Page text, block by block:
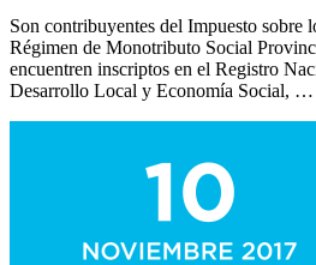
Son contribuyentes del Impuesto sobre
Régimen de Monotributo Social
encuentren inscriptos en el Registro
Desarrollo Local y Economía Social, …